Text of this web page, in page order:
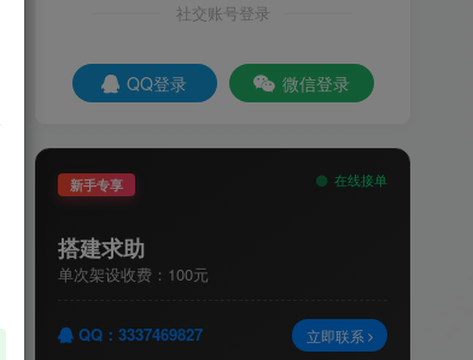
社交账号登录
QQ登录 微信登录
新手专享 在线接单
搭建求助
单次架设收费：100元
QQ：3337469827 立即联系